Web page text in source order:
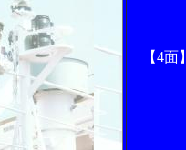
【4面】